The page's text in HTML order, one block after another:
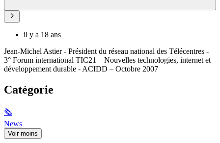
il y a 18 ans
Jean-Michel Astier - Président du réseau national des Télécentres -
3° Forum international TIC21 – Nouvelles technologies, internet et
développement durable - ACIDD – Octobre 2007
Catégorie
🗞
News
Voir moins